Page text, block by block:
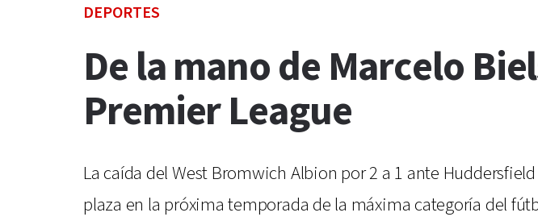
DEPORTES
De la mano de Marcelo
Premier League
La caída del West Bromwich Albion por 2 a 1 ante
plaza en la próxima temporada de la máxima categoría del